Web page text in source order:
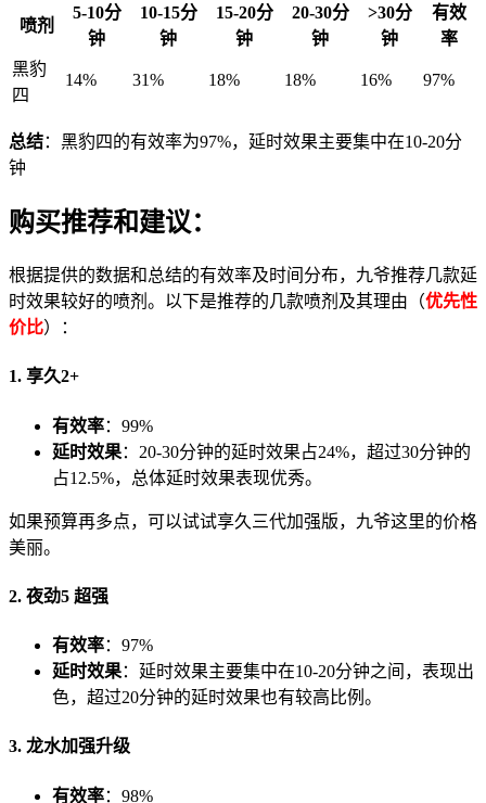
喷剂
5-10分
钟
10-15分
钟
15-20分
钟
20-30分
钟
>30分
钟
有效
率
黑豹
四
14% 31% 18% 18% 16% 97%
总结：黑豹四的有效率为97%，延时效果主要集中在10-20分
钟
购买推荐和建议：
根据提供的数据和总结的有效率及时间分布，九爷推荐几款延
时效果较好的喷剂。以下是推荐的几款喷剂及其理由（优先性
价比）：
1. 享久2+
有效率：99%
延时效果：20-30分钟的延时效果占24%，超过30分钟的
占12.5%，总体延时效果表现优秀。
如果预算再多点，可以试试享久三代加强版，九爷这里的价格
美丽。
2. 夜劲5 超强
有效率：97%
延时效果：延时效果主要集中在10-20分钟之间，表现出
色，超过20分钟的延时效果也有较高比例。
3. 龙水加强升级
有效率：98%